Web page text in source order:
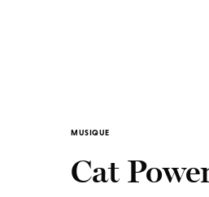
MUSIQUE
Cat